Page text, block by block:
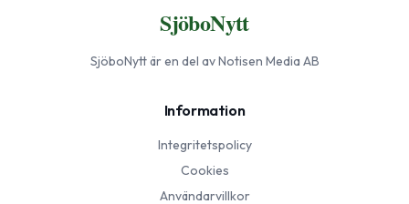
SjöboNytt
SjöboNyttär en del av Notisen Media AB
Information
Integritetspolicy
Cookies
Användarvillkor